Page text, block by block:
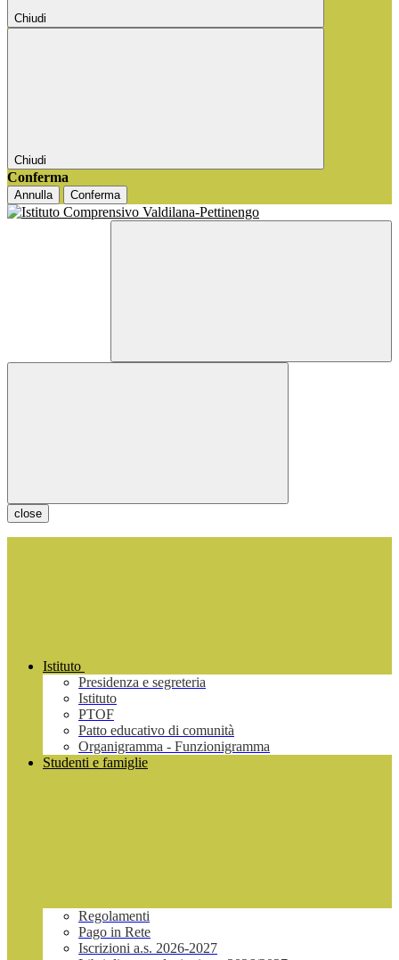
Chiudi
Chiudi
Conferma
Annulla Conferma
close
Istituto
Presidenza e segreteria
Istituto
PTOF
Patto educativo di comunità
Organigramma - Funzionigramma
Studenti e famiglie
Regolamenti
Pago in Rete
Iscrizioni a.s. 2026-2027